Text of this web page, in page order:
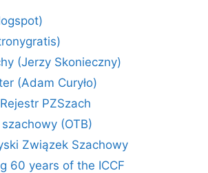
(Jerzy Skonieczny)
(Adam Curyło)
PZSzach
(OTB)
Związek Szachowy
60 years of the ICCF